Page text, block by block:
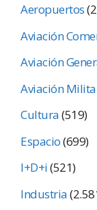
Aeropuertos
Aviación
Aviación
Aviación
Cultura(519)
Espacio(699)
I+D+i(521)
Industria